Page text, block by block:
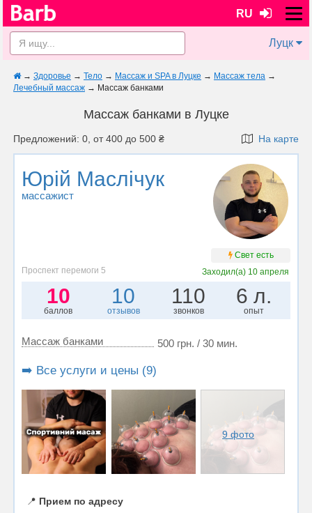
RU
Луцк
→ Здоровье → Тело → Массаж и SPA в Луцке → Массаж тела →
Лечебный массаж → Массаж банками
Массаж банками в Луцке
Предложений: 0, от 400 до 500 ₴ На карте
Юрій Маслічук
массажист
Свет есть
Проспект перемоги 5
Заходил(а) 10 апреля
10
баллов
10
отзывов
110
звонков
6 л.
опыт
Массаж банками 500 грн. / 30 мин.
➡️ Все услуги и цены (9)
9 фото
📍 Прием по адресу